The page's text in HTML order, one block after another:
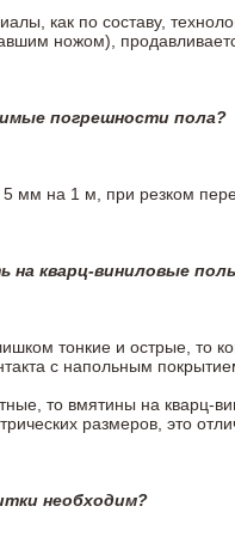
как по составу,
ножом),
погрешности пола?
мм на 1 м, при резком
на кварц-виниловые
тонкие и острые, то
с напольным
то вмятины на кварц-
размеров, это
необходим?